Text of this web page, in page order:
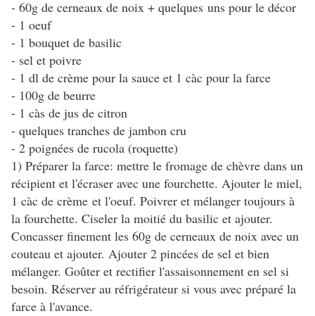
- 60g de cerneaux de noix + quelques uns pour le décor
- 1 oeuf
- 1 bouquet de basilic
- sel et poivre
- 1 dl de crème pour la sauce et 1 càc pour la farce
- 100g de beurre
- 1 càs de jus de citron
- quelques tranches de jambon cru
- 2 poignées de rucola (roquette)
1) Préparer la farce: mettre le fromage de chèvre dans un
récipient et l'écraser avec une fourchette. Ajouter le miel,
1 càc de crème et l'oeuf. Poivrer et mélanger toujours à
la fourchette. Ciseler la moitié du basilic et ajouter.
Concasser finement les 60g de cerneaux de noix avec un
couteau et ajouter. Ajouter 2 pincées de sel et bien
mélanger. Goûter et rectifier l'assaisonnement en sel si
besoin. Réserver au réfrigérateur si vous avec préparé la
farce à l'avance.